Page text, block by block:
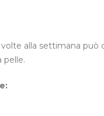
alla settimana può
pelle.